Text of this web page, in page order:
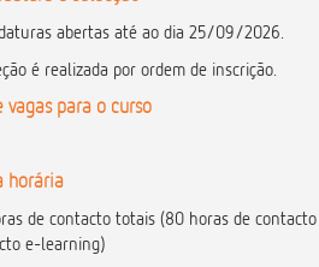
abertas até ao dia 25/09/2026.
é realizada por ordem de inscrição.
vagas para o curso
horária
de contacto totais (80 horas de
e-learning)